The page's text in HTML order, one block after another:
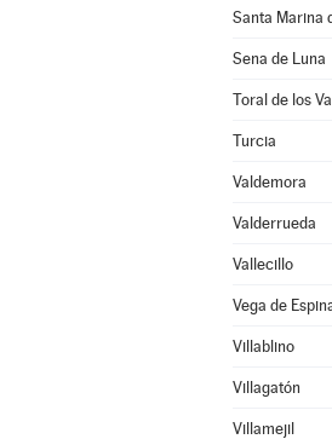
Santa Marina
Sena de Luna
Toral de los
Turcia
Valdemora
Valderrueda
Vallecillo
Vega de
Villablino
Villagatón
Villamejil